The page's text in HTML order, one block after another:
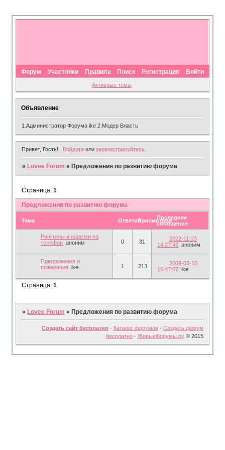
Форум Участники Правила Поиск Регистрация Войти
Активные темы
Объявление
1.Администратор Форума ike 2.Модер Власть
Привет, Гость! Войдитеили зарегистрируйтесь.
»Lovee Forum »Предложения по развитию форума
Предложения по развитию форума
Страница:1
Тема ОтветовПросмотровПоследнее
сообщение
Рингтоны и нарезки на
телефон аноним 0 31
2022-11-23
14:27:43 аноним
Предложения и
пожелания ike 1 213
2009-03-10
16:47:07 ike
Страница:1
» Lovee Forum » Предложения по развитию форума
Создать сайт бесплатно· Каталог форумов· Создать форум
бесплатно· ЖивыеФорумы.ру© 2015